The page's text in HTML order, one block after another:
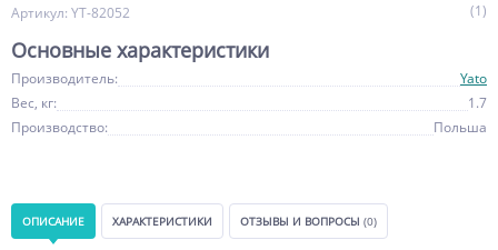
Артикул: YT-82052 (1)
Основные характеристики
Производитель:
Yato
Вес, кг:
1.7
Производство:
Польша
ОПИСАНИЕ ХАРАКТЕРИСТИКИ ОТЗЫВЫ И ВОПРОСЫ (0)